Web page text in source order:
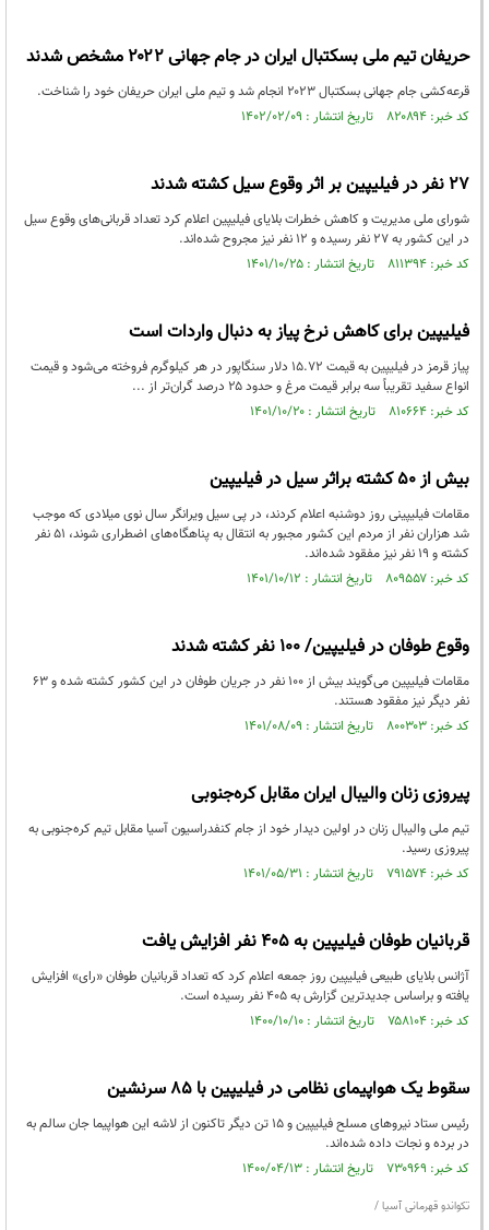
حریفان تیم ملی بسکتبال ایران در جام جهانی ۲۰۲۲ مشخص شدند
قرعه‌کشی جام جهانی بسکتبال ۲۰۲۳ انجام شد و تیم ملی ایران حریفان خود را شناخت.
کد خبر: ۸۲۰۸۹۴ تاریخ انتشار : ۱۴۰۲/۰۲/۰۹
۲۷ نفر در فیلیپین بر اثر وقوع سیل کشته شدند
شورای ملی مدیریت و کاهش خطرات بلایای فیلیپین اعلام کرد تعداد قربانی‌های وقوع سیل
در این کشور به ۲۷ نفر رسیده و ۱۲ نفر نیز مجروح شده‌اند.
کد خبر: ۸۱۱۳۹۴ تاریخ انتشار : ۱۴۰۱/۱۰/۲۵
فیلیپین برای کاهش نرخ پیاز به دنبال واردات است
پیاز قرمز در فیلیپین به قیمت ۱۵.۷۲ دلار سنگاپور در هر کیلوگرم فروخته می‌شود و قیمت
انواع سفید تقریباً سه برابر قیمت مرغ و حدود ۲۵ درصد گران‌تر از ...
کد خبر: ۸۱۰۶۶۴ تاریخ انتشار : ۱۴۰۱/۱۰/۲۰
بیش از ۵۰ کشته براثر سیل در فیلیپین
مقامات فیلیپینی روز دوشنبه اعلام کردند، در پی سیل ویرانگر سال نوی میلادی که موجب
شد هزاران نفر از مردم این کشور مجبور به انتقال به پناهگاه‌های اضطراری شوند، ۵۱ نفر
کشته و ۱۹ نفر نیز مفقود شده‌اند.
کد خبر: ۸۰۹۵۵۷ تاریخ انتشار : ۱۴۰۱/۱۰/۱۲
وقوع طوفان در فیلیپین/ ۱۰۰ نفر کشته شدند
مقامات فیلیپین می‌گویند بیش از ۱۰۰ نفر در جریان طوفان در این کشور کشته شده و ۶۳
نفر دیگر نیز مفقود هستند.
کد خبر: ۸۰۰۳۰۳ تاریخ انتشار : ۱۴۰۱/۰۸/۰۹
پیروزی زنان والیبال ایران مقابل کره‌جنوبی
تیم ملی والیبال زنان در اولین دیدار خود از جام کنفدراسیون آسیا مقابل تیم کره‌جنوبی به
پیروزی رسید.
کد خبر: ۷۹۱۵۷۴ تاریخ انتشار : ۱۴۰۱/۰۵/۳۱
قربانیان طوفان فیلیپین به ۴۰۵ نفر افزایش یافت
آژانس بلایای طبیعی فیلیپین روز جمعه اعلام کرد که تعداد قربانیان طوفان «رای» افزایش
یافته و براساس جدیدترین گزارش به ۴۰۵ نفر رسیده است.
کد خبر: ۷۵۸۱۰۴ تاریخ انتشار : ۱۴۰۰/۱۰/۱۰
سقوط یک هواپیمای نظامی در فیلیپین با ۸۵ سرنشین
رئیس ستاد نیروهای مسلح فیلیپین و ۱۵ تن دیگر تاکنون از لاشه این هواپیما جان سالم به
در برده و نجات داده شده‌اند.
کد خبر: ۷۳۰۹۶۹ تاریخ انتشار : ۱۴۰۰/۰۴/۱۳
تکواندو قهرمانی آسیا /